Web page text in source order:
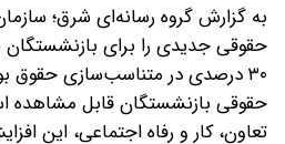
به گزارش گروه رسانه‌ای شرق؛
حقوقی جدیدی را برای
۳۰ درصدی در متناسب‌سازی حقوق بود.
حقوقی بازنشستگان قابل مشاهده